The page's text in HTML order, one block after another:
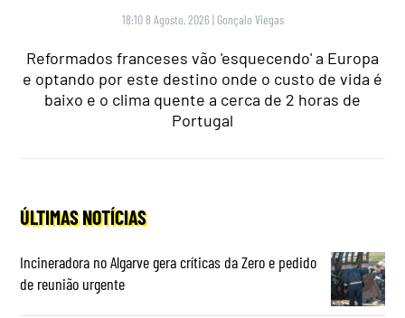
18:10 8 Agosto, 2026 | Gonçalo Viegas
Reformados franceses vão 'esquecendo' a Europa
e optando por este destino onde o custo de vida é
baixo e o clima quente a cerca de 2 horas de
Portugal
ÚLTIMAS NOTÍCIAS
Incineradora no Algarve gera críticas da Zero e pedido
de reunião urgente